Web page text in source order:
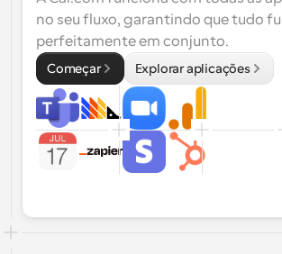
no seu fluxo, garantindo que tudo
perfeitamente em conjunto.
Começar Explorar aplicações